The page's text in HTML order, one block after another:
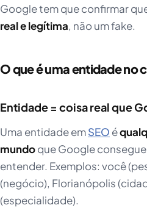
Google tem que confirmar
real e legítima, não um fake.
O que é uma entidade no
Entidade = coisa real que
Uma entidade emSEO é
mundoque Google
entender. Exemplos: você
(negócio), Florianópolis
(especialidade).